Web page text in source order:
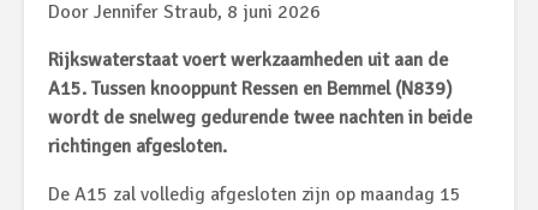
Door Jennifer Straub, 8 juni 2026
Rijkswaterstaat voert werkzaamheden uit aan de
A15. Tussen knooppunt Ressen en Bemmel (N839)
wordt de snelweg gedurende twee nachten in beide
richtingen afgesloten.
De A15 zal volledig afgesloten zijn op maandag 15